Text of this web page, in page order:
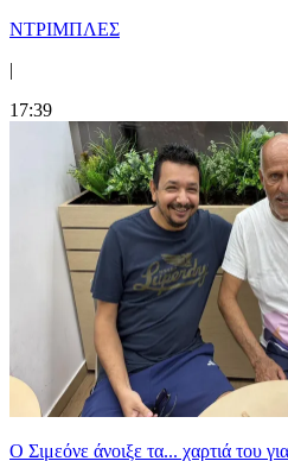
ΝΤΡΙΜΠΛΕΣ
|
17:39
Ο Σιμεόνε άνοιξε τα... χαρτιά του